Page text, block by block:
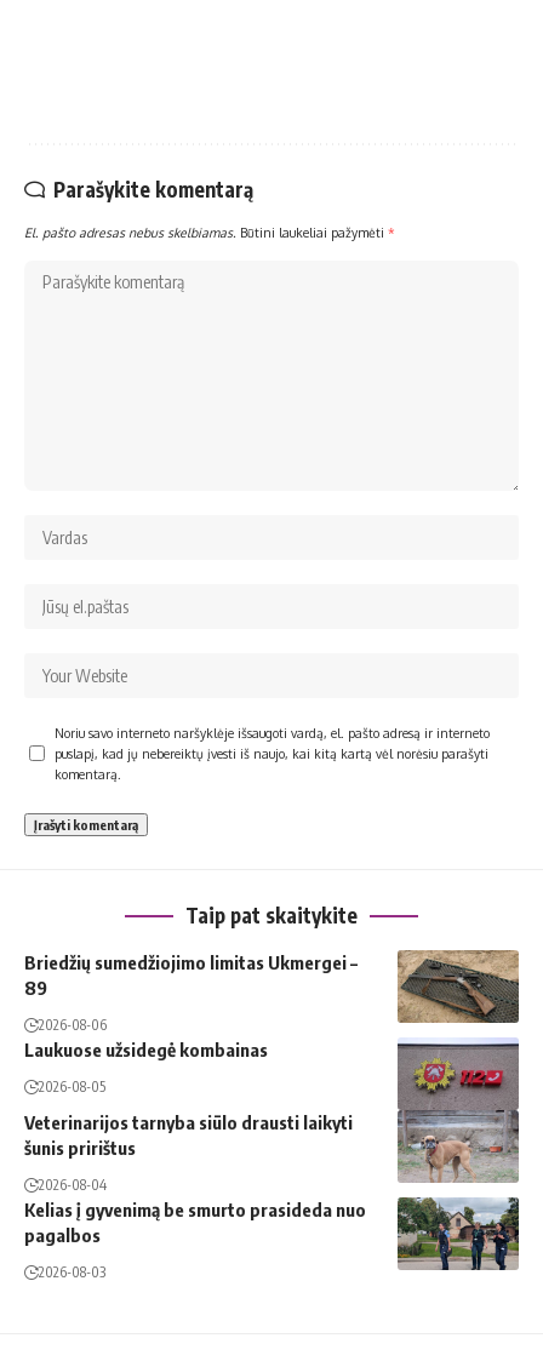
Parašykite komentarą
El. pašto adresas nebus skelbiamas. Būtini laukeliai pažymėti *
Noriu savo interneto naršyklėje išsaugoti vardą, el. pašto adresą ir interneto
puslapį, kad jų nebereiktų įvesti iš naujo, kai kitą kartą vėl norėsiu parašyti
komentarą.
Taip pat skaitykite
Briedžių sumedžiojimo limitas Ukmergei –
89
2026-08-06
Laukuose užsidegė kombainas
2026-08-05
Veterinarijos tarnyba siūlo drausti laikyti
šunis pririštus
2026-08-04
Kelias į gyvenimą be smurto prasideda nuo
pagalbos
2026-08-03